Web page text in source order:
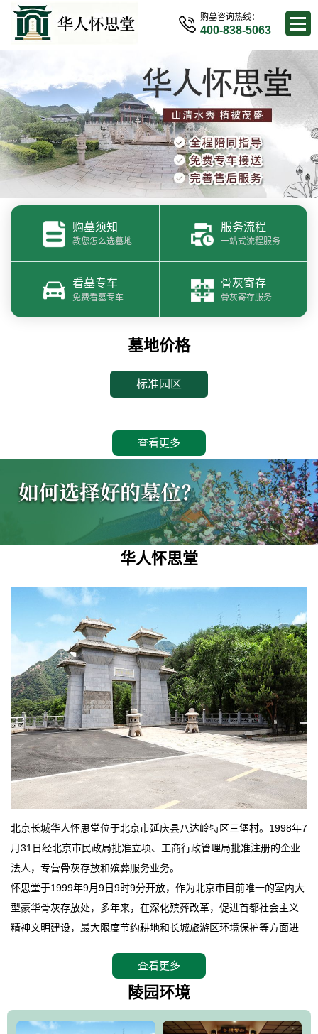
购墓咨询热线：
400-838-5063
购墓须知
教您怎么选墓地
服务流程
一站式流程服务
看墓专车
免费看墓专车
骨灰寄存
骨灰寄存服务
墓地价格
标准园区
查看更多
华人怀思堂
北京长城华人怀思堂位于北京市延庆县八达岭特区三堡村。1998年7
月31日经北京市民政局批准立项、工商行政管理局批准注册的企业
法人，专营骨灰存放和殡葬服务业务。
怀思堂于1999年9月9日9时9分开放，作为北京市目前唯一的室内大
型豪华骨灰存放处，多年来，在深化殡葬改革，促进首都社会主义
精神文明建设，最大限度节约耕地和长城旅游区环境保护等方面进
怀思堂辖区面积15万平方米，整体建筑面积5．8万平方米。主体建
筑有：怀思堂豪华墓室、礼祭大厅、随缘阁、百家姓觅宗长廊等。
仲、无字碑、香灯等。典型的仿秦、汉建筑风格。蓝色的琉璃瓦屋
查看更多
陵园环境